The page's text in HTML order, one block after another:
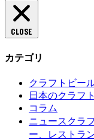
CLOSE
カテゴリ
クラフトビー
日本のクラフ
コラム
ニュース クラ
ー、レストラ